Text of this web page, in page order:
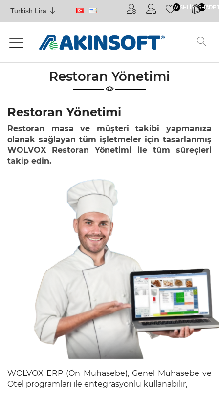
sayfa
Hakkımızda
MRP
Çözümleri
CRM
Çözümleri
Yönetimi
Restoran
Yönetimi
Restoran Yönetimi
Restoran Yönetimi
Restoran masa ve müşteri takibi yapmanıza
olanak sağlayan tüm işletmeler için tasarlanmış
WOLVOX Restoran Yönetimi ile tüm süreçleri
takip edin.
WOLVOX ERP (Ön Muhasebe), Genel Muhasebe ve
Otel programları ile entegrasyonlu kullanabilir,